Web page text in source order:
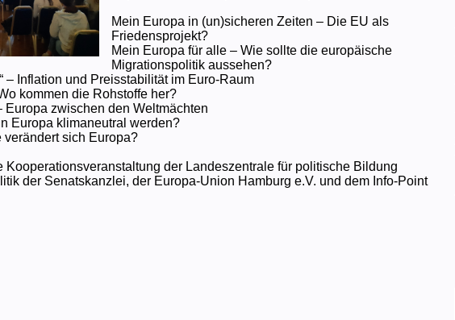
Mein Europa in (un)sicheren Zeiten – Die EU als
Friedensprojekt?
Mein Europa für alle – Wie sollte die europäische
Migrationspolitik aussehen?
– Inflation und Preisstabilität im Euro-Raum
kommen die Rohstoffe her?
Europa zwischen den Weltmächten
Europa klimaneutral werden?
verändert sich Europa?
Kooperationsveranstaltung der Landeszentrale für politische Bildung
der Senatskanzlei, der Europa-Union Hamburg e.V. und dem Info-Point